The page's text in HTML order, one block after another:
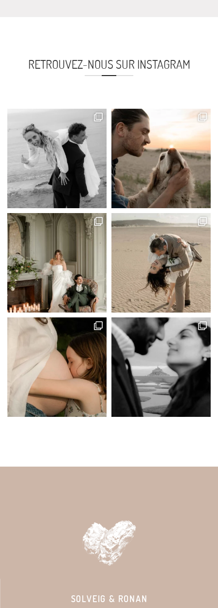
RETROUVEZ-NOUS SUR INSTAGRAM
SOLVEIG & RONAN